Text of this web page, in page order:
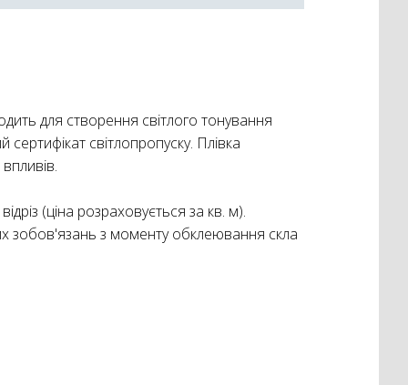
для створення світлого тонування
світлопропуску. Плівка
(ціна розраховується за кв. м).
зобов'язань з моменту обклеювання скла